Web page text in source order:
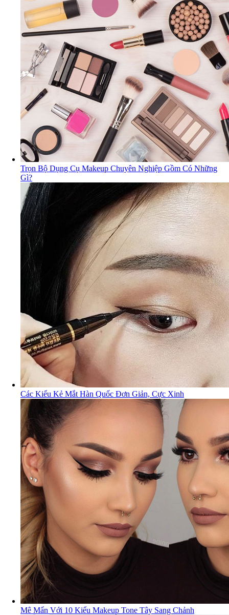
Trọn Bộ Dụng Cụ Makeup Chuyên Nghiệp Gồm Có Những
Gì?
Các Kiểu Kẻ Mắt Hàn Quốc Đơn Giản, Cực Xinh
Mê Mẩn Với 10 Kiểu Makeup Tone Tây Sang Chảnh